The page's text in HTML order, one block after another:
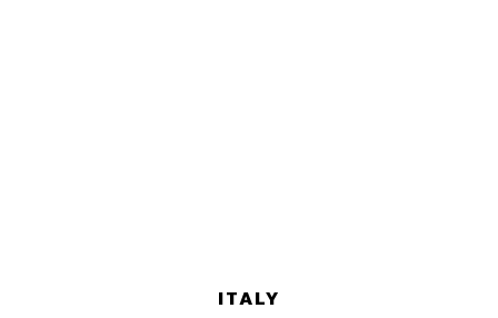
ITALY